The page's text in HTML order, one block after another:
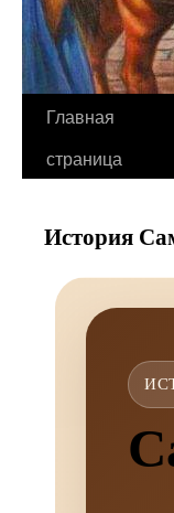
Главная
страница
История